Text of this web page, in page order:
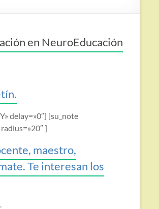
en NeuroEducación
delay=»0″] [su_note
]
maestro,
Te interesan los